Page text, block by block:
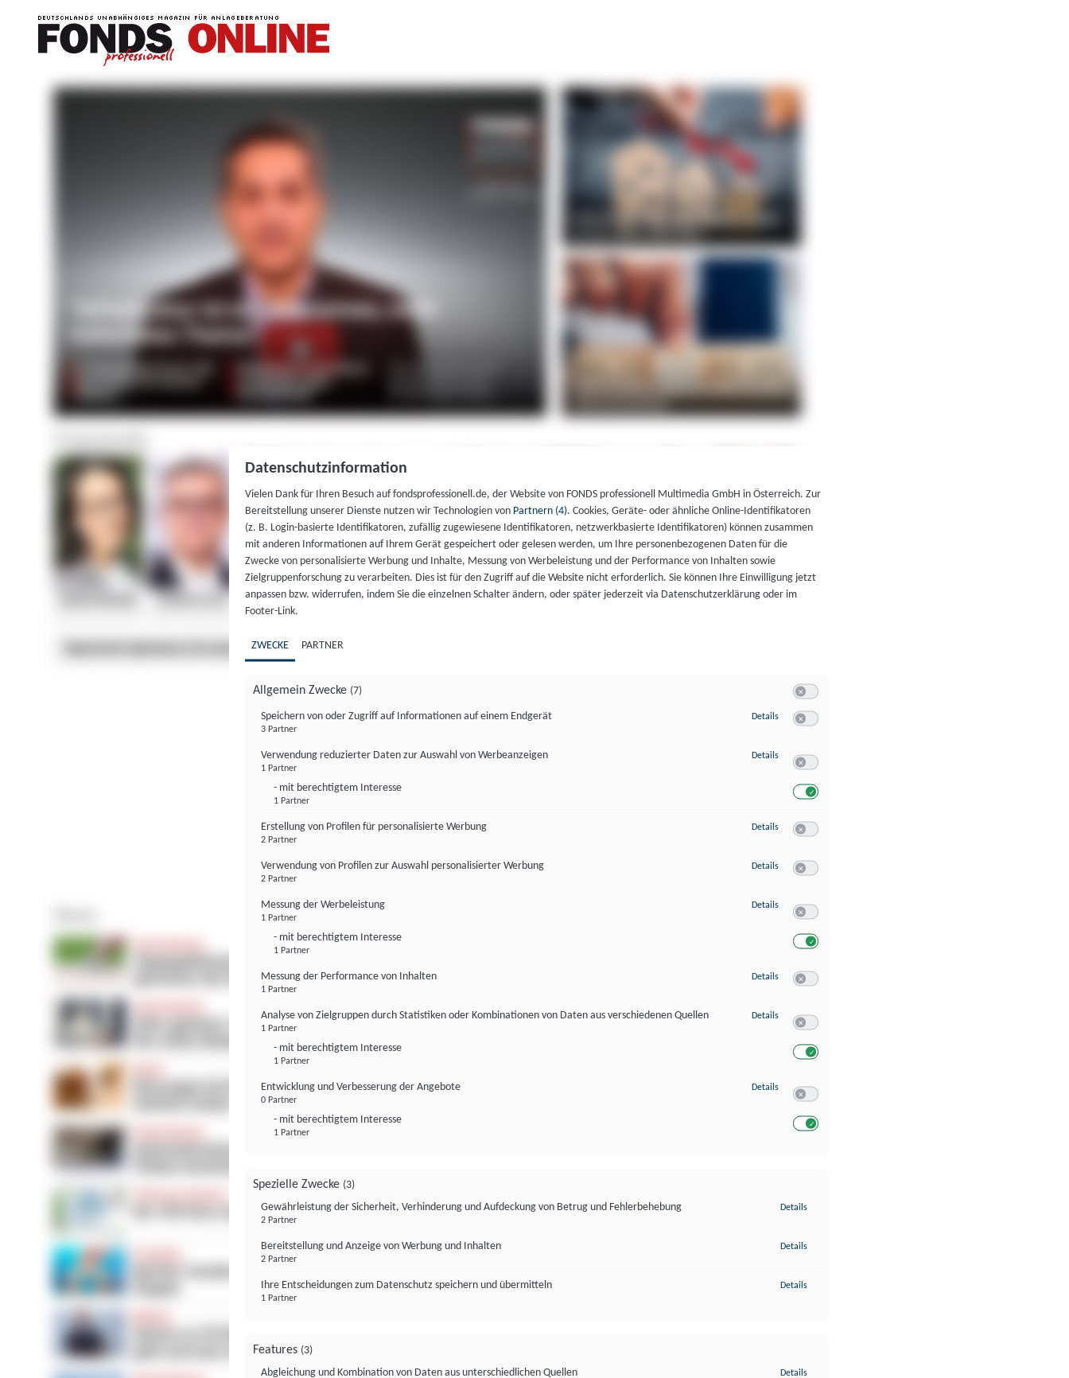
Datenschutzinformation
Vielen Dank für Ihren Besuch auf fondsprofessionell.de, der Website von FONDS professionell Multimedia GmbH in Österreich. Zur
Bereitstellung unserer Dienste nutzen wir Technologien von Partnern (4). Cookies, Geräte- oder ähnliche Online-Identifikatoren
(z. B. Login-basierte Identifikatoren, zufällig zugewiesene Identifikatoren, netzwerkbasierte Identifikatoren) können zusammen
mit anderen Informationen auf Ihrem Gerät gespeichert oder gelesen werden, um Ihre personenbezogenen Daten für die
Zwecke von personalisierte Werbung und Inhalte, Messung von Werbeleistung und der Performance von Inhalten sowie
Zielgruppenforschung zu verarbeiten. Dies ist für den Zugriff auf die Website nicht erforderlich. Sie können Ihre Einwilligung jetzt
anpassen bzw. widerrufen, indem Sie die einzelnen Schalter ändern, oder später jederzeit via Datenschutzerklärung oder im
Footer-Link.
ZWECKE PARTNER
Allgemein Zwecke (7)
Speichern von oder Zugriff auf Informationen auf einem Endgerät
3 Partner
Details zu Speichern von oder Zugriff auf Informationen auf einem Endgerät
Verwendung reduzierter Daten zur Auswahl von Werbeanzeigen
1 Partner
- mit berechtigtem Interesse
1 Partner
Details zu Verwendung reduzierter Daten zur Auswahl von Werbeanzeigen
Erstellung von Profilen für personalisierte Werbung
2 Partner
Details zu Erstellung von Profilen für personalisierte Werbung
Verwendung von Profilen zur Auswahl personalisierter Werbung
2 Partner
Details zu Verwendung von Profilen zur Auswahl personalisierter Werbung
Messung der Werbeleistung
1 Partner
- mit berechtigtem Interesse
1 Partner
Details zu Messung der Werbeleistung
Messung der Performance von Inhalten
1 Partner
Details zu Messung der Performance von Inhalten
Analyse von Zielgruppen durch Statistiken oder Kombinationen von Daten aus verschiedenen Quellen
1 Partner
- mit berechtigtem Interesse
1 Partner
Details zu Analyse von Zielgruppen durch Statistiken oder Kombinationen von
Entwicklung und Verbesserung der Angebote
0 Partner
- mit berechtigtem Interesse
1 Partner
Details zu Entwicklung und Verbesserung der Angebote
Spezielle Zwecke (3)
Gewährleistung der Sicherheit, Verhinderung und Aufdeckung von Betrug und Fehlerbehebung
2 Partner
Details
Bereitstellung und Anzeige von Werbung und Inhalten
2 Partner
Details
Ihre Entscheidungen zum Datenschutz speichern und übermitteln
1 Partner
Details
Features (3)
Abgleichung und Kombination von Daten aus unterschiedlichen Quellen
Details